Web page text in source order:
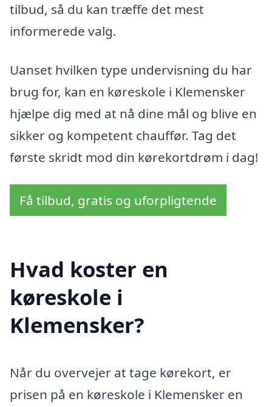
tilbud, så du kan træffe det mest
informerede valg.
Uanset hvilken type undervisning du har
brug for, kan en køreskole i Klemensker
hjælpe dig med at nå dine mål og blive en
sikker og kompetent chauffør. Tag det
første skridt mod din kørekortdrøm i dag!
Få tilbud, gratis og uforpligtende
Hvad koster en
køreskole i
Klemensker?
Når du overvejer at tage kørekort, er
prisen på en køreskole i Klemensker en